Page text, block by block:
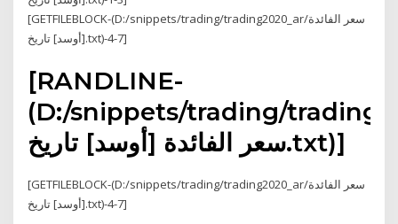
[GETFILEBLOCK-(D:/snippets/trading/trading2020_ar/سعر الفائدة
[أوسد] تاريخ.txt)-4-7]
[RANDLINE-
(D:/snippets/trading/
سعر الفائدة [أوسد] تاريخ.txt)]
[GETFILEBLOCK-(D:/snippets/trading/trading2020_ar/سعر الفائدة
[أوسد] تاريخ.txt)-4-7]